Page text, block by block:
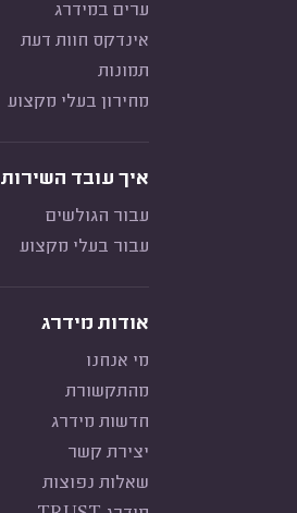
ערים במידרג
אינדקס חוות דעת
תמונות
מחירון בעלי מקצוע
איך עובד השירות
עבור הגולשים
עבור בעלי מקצוע
אודות מידרג
מי אנחנו
מהתקשורת
חדשות מידרג
יצירת קשר
שאלות נפוצות